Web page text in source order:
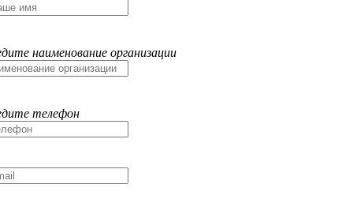
наименование организации
телефон